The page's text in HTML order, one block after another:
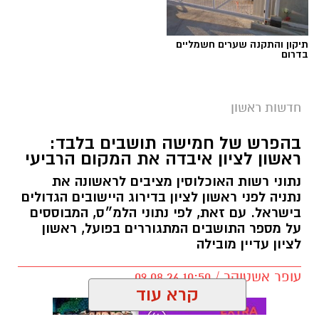
צילום: דוברות המשטרה
אגף התנועה של משטרת ישראל נערך לשינוי
משמעותי באופן האכיפה באמצעות מצלמות
המהירות. בימים הקרובים צפויים להיכנס לתוקף
ספי אכיפה מעודכנים במצלמות א־3 המוצבות
בדרכים ובצמתים ברחבי הארץ.
המהלך מגיע על רקע הקטל המתמשך בכבישים.
במשטרה מציינים כי בשנה האחרונה נהרגו מאות
תיקון והתקנה שערים חשמליים
בדרום
חדשות ראשון
בהפרש של חמישה תושבים בלבד:
ראשון לציון איבדה את המקום הרביעי
נתוני רשות האוכלוסין מציבים לראשונה את
נתניה לפני ראשון לציון בדירוג היישובים הגדולים
בישראל. עם זאת, לפי נתוני הלמ״ס, המבוססים
על מספר התושבים המתגוררים בפועל, ראשון
לציון עדיין מובילה
עופר אשטוקר / 10:50 09.08.26
קרא עוד